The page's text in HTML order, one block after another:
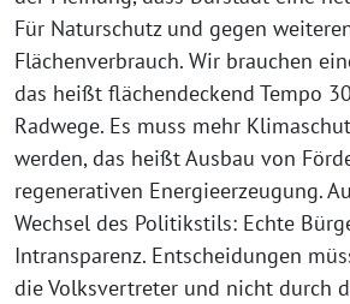
Für Naturschutz und gegen
Flächenverbrauch. Wir brauchen
das heißt flächendeckend Tempo
Radwege. Es muss mehr
werden, das heißt Ausbau von
regenerativen Energieerzeugung.
Wechsel des Politikstils: Echte
Intransparenz. Entscheidungen
die Volksvertreter und nicht durch